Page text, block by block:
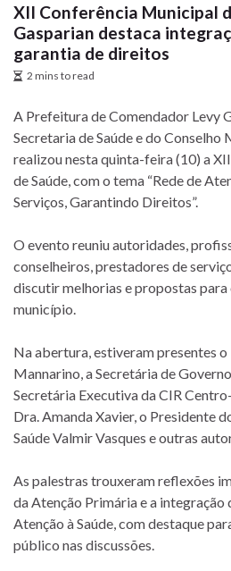
XII Conferência Municipal
Gasparian destaca
garantia de direitos
2 mins to read
A Prefeitura de Comendador Levy
Secretaria de Saúde e do Conselho
realizou nesta quinta-feira (10) a
de Saúde, com o tema “Rede de
Serviços, Garantindo Direitos”.
O evento reuniu autoridades,
conselheiros, prestadores de
discutir melhorias e propostas para
município.
Na abertura, estiveram presentes
Mannarino, a Secretária de
Secretária Executiva da CIR
Dra. Amanda Xavier, o Presidente
Saúde Valmir Vasques e outras
As palestras trouxeram reflexões
da Atenção Primária e a integração
Atenção à Saúde, com destaque
público nas discussões.